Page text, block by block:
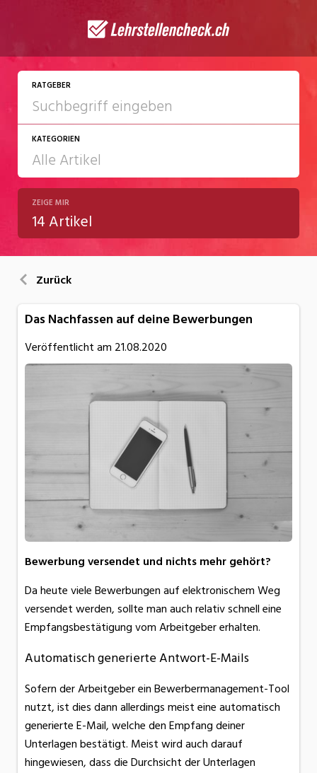
RATGEBER
KATEGORIEN
Arbeit
Ausbildung / Weiterbildung
ZEIGE MIR
14 Artikel
Zurück
Das Nachfassen auf deine Bewerbungen
Veröffentlicht am 21.08.2020
Bewerbung versendet und nichts mehr gehört?
Da heute viele Bewerbungen auf elektronischem Weg
versendet werden, sollte man auch relativ schnell eine
Empfangsbestätigung vom Arbeitgeber erhalten.
Automatisch generierte Antwort-E-Mails
Sofern der Arbeitgeber ein Bewerbermanagement-Tool
nutzt, ist dies dann allerdings meist eine automatisch
generierte E-Mail, welche den Empfang deiner
Unterlagen bestätigt. Meist wird auch darauf
hingewiesen, dass die Durchsicht der Unterlagen